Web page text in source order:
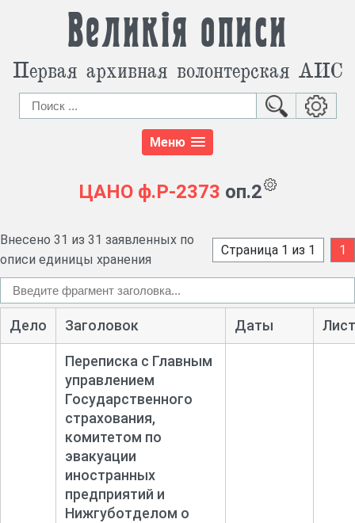
Великія описи
Первая архивная волонтерская АИС
Меню
ЦАНО ф.Р-2373 оп.2
Внесено 31 из 31 заявленных по
описи единицы хранения
Страница 1 из 1 1
Дело Заголовок Даты
Переписка с Главным
управлением
Государственного
страхования,
комитетом по
эвакуации
иностранных
предприятий и
Нижгуботделом о